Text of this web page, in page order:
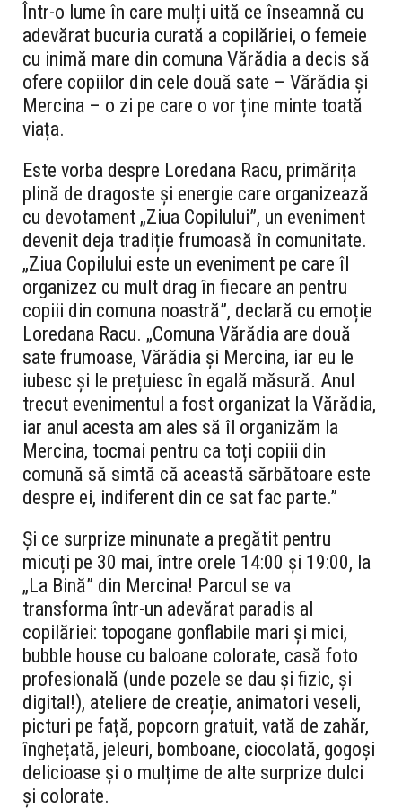
Într-o lume în care mulți uită ce înseamnă cu
adevărat bucuria curată a copilăriei, o femeie
cu inimă mare din comuna Vărădia a decis să
ofere copiilor din cele două sate – Vărădia și
Mercina – o zi pe care o vor ține minte toată
viața.
Este vorba despre Loredana Racu, primărița
plină de dragoste și energie care organizează
cu devotament „Ziua Copilului”, un eveniment
devenit deja tradiție frumoasă în comunitate.
„Ziua Copilului este un eveniment pe care îl
organizez cu mult drag în fiecare an pentru
copiii din comuna noastră”, declară cu emoție
Loredana Racu. „Comuna Vărădia are două
sate frumoase, Vărădia și Mercina, iar eu le
iubesc și le prețuiesc în egală măsură. Anul
trecut evenimentul a fost organizat la Vărădia,
iar anul acesta am ales să îl organizăm la
Mercina, tocmai pentru ca toți copiii din
comună să simtă că această sărbătoare este
despre ei, indiferent din ce sat fac parte.”
Și ce surprize minunate a pregătit pentru
micuți pe 30 mai, între orele 14:00 și 19:00, la
„ La Bină” din Mercina! Parcul se va
transforma într-un adevărat paradis al
copilăriei: topogane gonflabile mari și mici,
bubble house cu baloane colorate, casă foto
profesională (unde pozele se dau și fizic, și
digital!), ateliere de creație, animatori veseli,
picturi pe față, popcorn gratuit, vată de zahăr,
înghețată, jeleuri, bomboane, ciocolată, gogoși
delicioase și o mulțime de alte surprize dulci
și colorate.